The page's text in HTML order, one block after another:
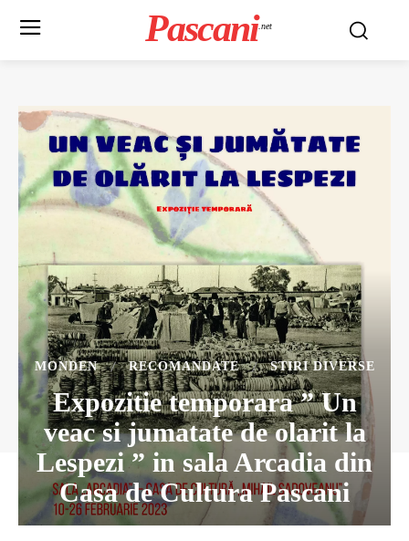
Pascani .net
MONDEN RECOMANDATE STIRI DIVERSE
Expozitie temporara ” Un
veac si jumatate de olarit la
Lespezi ” in sala Arcadia din
Casa de Cultura Pascani